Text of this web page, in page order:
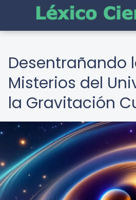
Desentrañando
Misterios del
la Gravitación